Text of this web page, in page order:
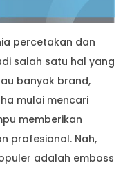
percetakan dan
salah satu hal yang
banyak brand,
mulai mencari
memberikan
profesional. Nah,
adalah emboss